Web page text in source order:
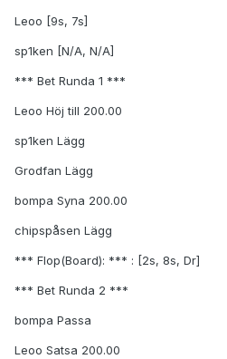
Leoo [9s, 7s]
sp1ken [N/A, N/A]
*** Bet Runda 1 ***
Leoo Höj till 200.00
sp1ken Lägg
Grodfan Lägg
bompa Syna 200.00
chipspåsen Lägg
*** Flop(Board): *** : [2s, 8s, Dr]
*** Bet Runda 2 ***
bompa Passa
Leoo Satsa 200.00